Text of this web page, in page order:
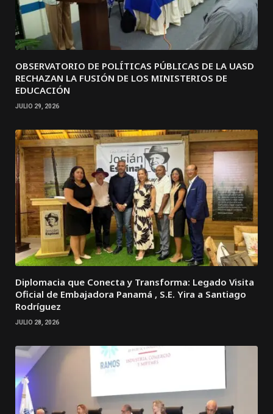
OBSERVATORIO DE POLÍTICAS PÚBLICAS DE LA UASD
RECHAZAN LA FUSIÓN DE LOS MINISTERIOS DE
EDUCACIÓN
JULIO 29, 2026
Diplomacia que Conecta y Transforma: Legado Visita
Oficial de Embajadora Panamá , S.E. Yira a Santiago
Rodríguez
JULIO 28, 2026